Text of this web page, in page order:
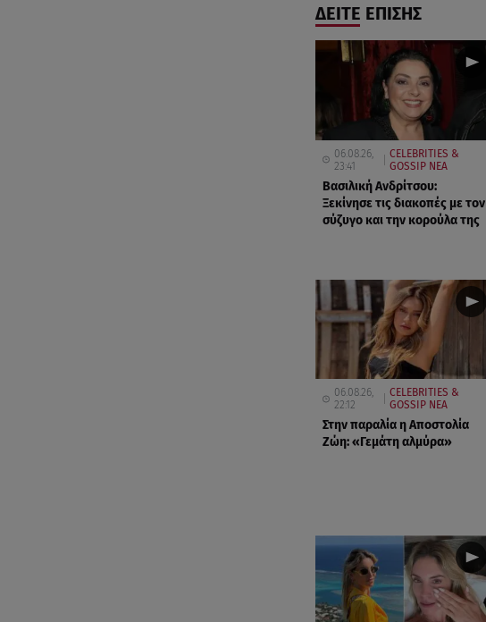
ΔΕΙΤΕ ΕΠΙΣΗΣ
06.08.26,
23:41
CELEBRITIES &
GOSSIP ΝΕΑ
Βασιλική Ανδρίτσου:
Ξεκίνησε τις διακοπές με τον
σύζυγο και την κορούλα της
06.08.26,
22:12
CELEBRITIES &
GOSSIP ΝΕΑ
Στην παραλία η Αποστολία
Ζώη: «Γεμάτη αλμύρα»